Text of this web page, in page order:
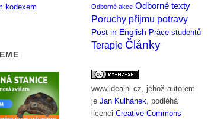
kodexem
Odborné akce Odborné texty
Poruchy příjmu potravy
Post in English Práce studentů
Terapie Články
www.idealni.cz, jehož autorem
jeJan Kulhánek, podléhá
licenciCreative Commons